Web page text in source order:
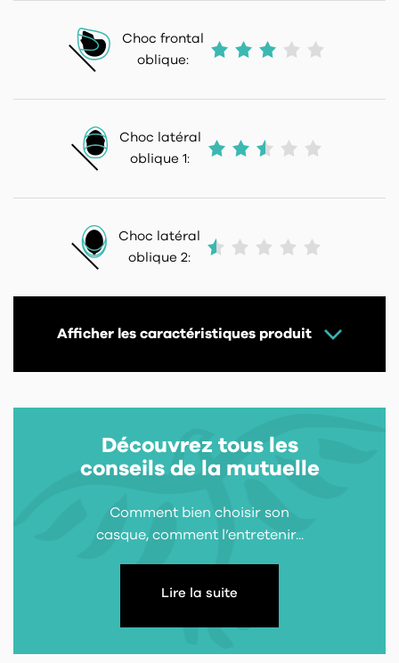
Choc frontal
oblique:
Choc latéral
oblique 1:
Choc latéral
oblique 2:
Afficher les caractéristiques produit
Découvrez tous les
conseils de la mutuelle
Comment bien choisir son
casque, comment l’entretenir...
Lire la suite